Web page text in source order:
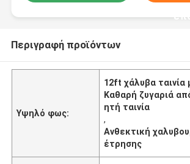
Περιγραφή προϊόντων
Υψηλό φως:
12ft χάλυβα ταινία
Καθαρή ζυγαριά
ητή ταινία
,
Ανθεκτική
έτρησης